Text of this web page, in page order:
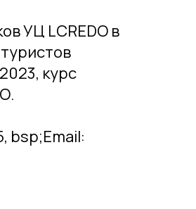
УЦ LCREDO в
курс
bsp;Email: